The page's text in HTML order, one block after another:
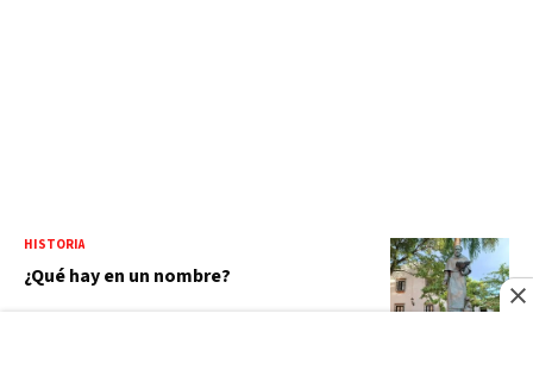
HISTORIA
¿Qué hay en un nombre?